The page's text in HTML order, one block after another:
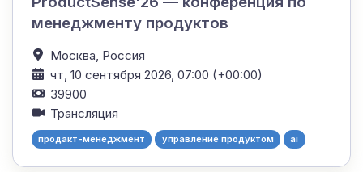
менеджменту продуктов
Москва, Россия
чт, 10 сентября 2026, 07:00 (+00:00)
39900
Трансляция
продакт-менеджмент управление продуктом ai